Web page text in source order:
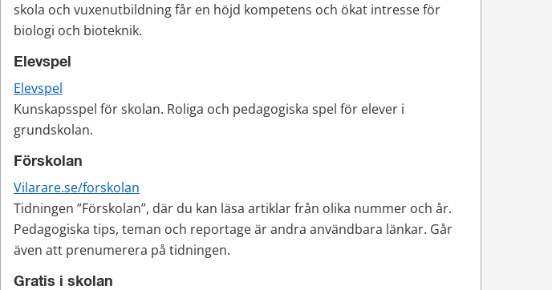
skola och vuxenutbildning får en höjd kompetens och ökat intresse för
biologi och bioteknik.
Elevspel
Elevspel
Kunskapsspel för skolan. Roliga och pedagogiska spel för elever i
grundskolan.
Förskolan
Vilarare.se/forskolan
Tidningen ”Förskolan”, där du kan läsa artiklar från olika nummer och år.
Pedagogiska tips, teman och reportage är andra användbara länkar. Går
även att prenumerera på tidningen.
Gratis i skolan